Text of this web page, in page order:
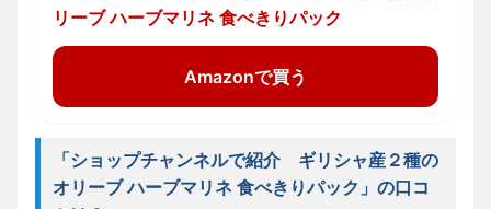
リーブ ハーブマリネ 食べきりパック
Amazonで買う
「ショップチャンネルで紹介 ギリシャ産２種の
オリーブ ハーブマリネ 食べきりパック」の口コ